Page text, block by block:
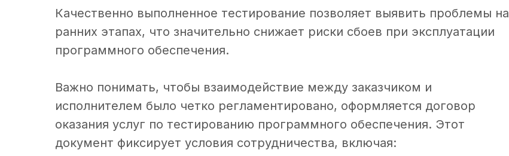
Качественно выполненное тестирование позволяет выявить проблемы на
ранних этапах, что значительно снижает риски сбоев при эксплуатации
программного обеспечения.
Важно понимать, чтобы взаимодействие между заказчиком и
исполнителем было четко регламентировано, оформляется договор
оказания услуг по тестированию программного обеспечения. Этот
документ фиксирует условия сотрудничества, включая: